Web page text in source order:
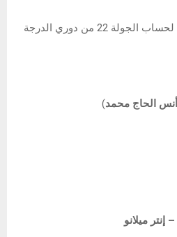
تدور اليوم المباريات التالية لحساب الجولة 22 من دوري الدرجة
أنس الحاج محمد)
– إنتر ميلانو